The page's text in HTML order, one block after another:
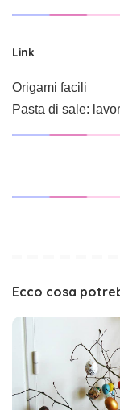
Link
Origami facili
Pasta di sale:
Ecco cosa